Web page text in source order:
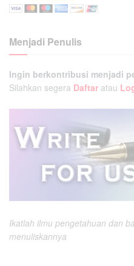
Menjadi Penulis
Ingin berkontribusi menjadi
Silahkan segera Daftar atau
Ikatlah ilmu pengetahuan dan
menuliskannya